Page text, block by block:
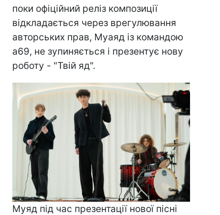
поки офіційний реліз композиції
відкладається через врегулювання
авторських прав, Муаяд із командою
а69, не зупиняється і презентує нову
роботу - "Твій яд".
Муяд під час презентації нової пісні